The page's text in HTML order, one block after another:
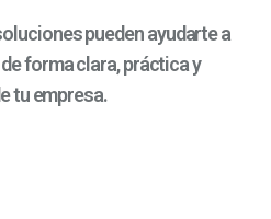
pueden ayudarte a
forma clara, práctica y
tu empresa.